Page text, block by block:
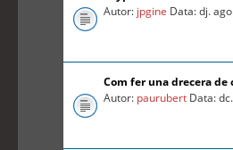
Autor: jpgine Data: dj.
Com fer una drecera
Autor: paurubert Data: